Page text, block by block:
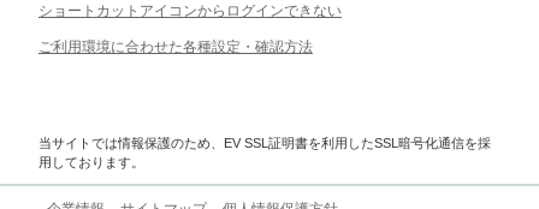
ショートカットアイコンからログインできない
ご利用環境に合わせた各種設定・確認方法
当サイトでは情報保護のため、EV SSL証明書を利用したSSL暗号化通信を採
用しております。